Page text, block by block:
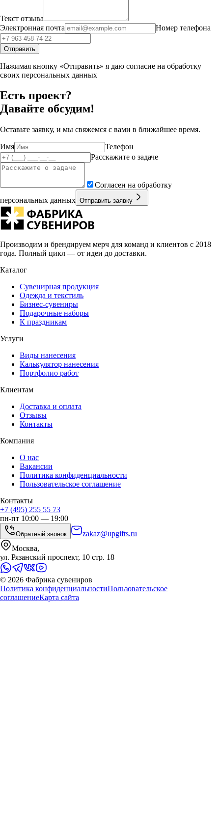
Текст отзыва
Электронная почта
Номер телефона
Отправить
Нажимая кнопку «Отправить» я даю согласие на обработку
своих персональных данных
Есть проект?
Давайте обсудим!
Оставьте заявку, и мы свяжемся с вами в ближайшее время.
Имя
Телефон
Расскажите о задаче
Согласен на обработку
персональных данных Отправить заявку
Производим и брендируем мерч для команд и клиентов с 2018
года. Полный цикл — от идеи до доставки.
Каталог
Сувенирная продукция
Одежда и текстиль
Бизнес-сувениры
Подарочные наборы
К праздникам
Услуги
Виды нанесения
Калькулятор нанесения
Портфолио работ
Клиентам
Доставка и оплата
Отзывы
Контакты
Компания
О нас
Вакансии
Политика конфиденциальности
Пользовательское соглашение
Контакты
+7 (495) 255 55 73
пн-пт 10:00 — 19:00
Обратный звонок
zakaz@upgifts.ru
Москва,
ул. Рязанский проспект, 10 стр. 18
© 2026 Фабрика сувениров
Политика конфиденциальностиПользовательское
соглашениеКарта сайта